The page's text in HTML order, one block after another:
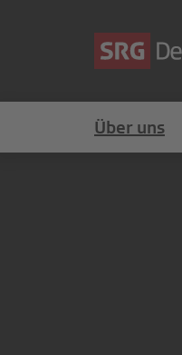
Über uns